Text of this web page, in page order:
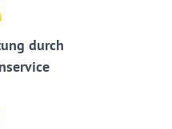
durch